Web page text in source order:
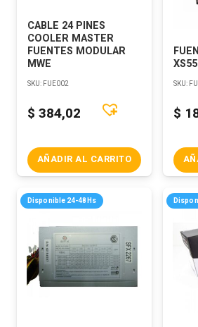
CABLE 24 PINES
COOLER MASTER
FUENTES MODULAR
MWE
SKU: FUE002
$ 384,02
AÑADIR AL CARRITO
SKU:
$
Disponible 24-48Hs